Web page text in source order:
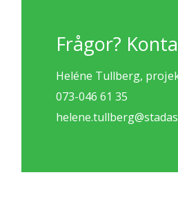
Frågor?
Heléne Tullberg,
073-046 61 35